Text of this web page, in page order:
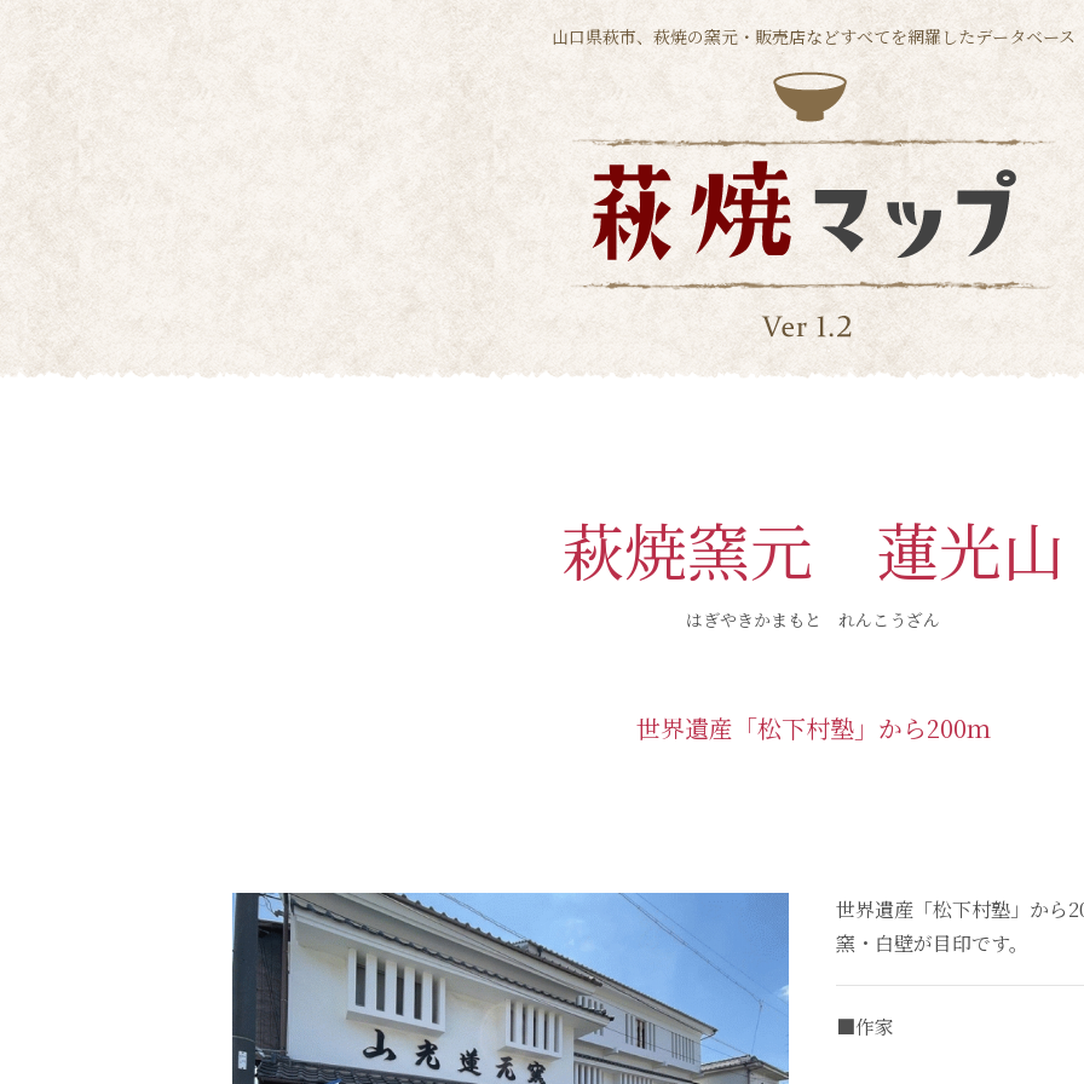
山口県萩市、萩焼の窯元・販売店などすべてを網羅したデータベース
萩焼窯元 蓮光山
はぎやきかまもと れんこうざん
世界遺産「松下村塾」から200ｍ
世界遺産「松下村塾」から
窯・白壁が目印です。
■作家